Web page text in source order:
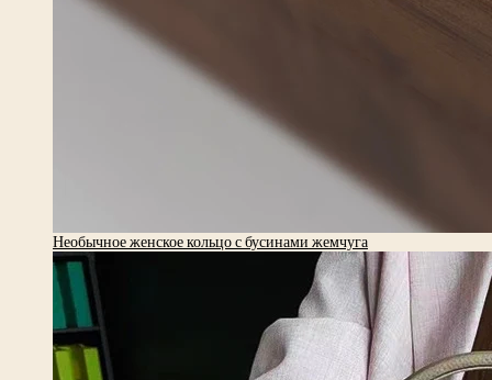
Необычное женское кольцо с бусинами жемчуга